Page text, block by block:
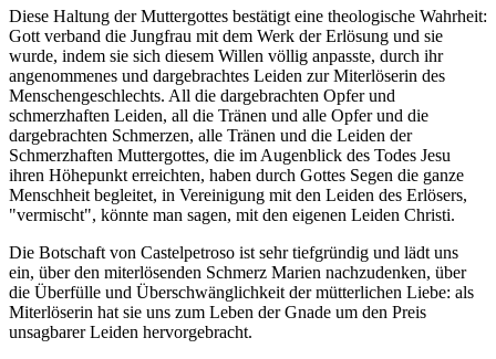
Diese Haltung der Muttergottes bestätigt eine theologische Wahrheit:
Gott verband die Jungfrau mit dem Werk der Erlösung und sie
wurde, indem sie sich diesem Willen völlig anpasste, durch ihr
angenommenes und dargebrachtes Leiden zur Miterlöserin des
Menschengeschlechts. All die dargebrachten Opfer und
schmerzhaften Leiden, all die Tränen und alle Opfer und die
dargebrachten Schmerzen, alle Tränen und die Leiden der
Schmerzhaften Muttergottes, die im Augenblick des Todes Jesu
ihren Höhepunkt erreichten, haben durch Gottes Segen die ganze
Menschheit begleitet, in Vereinigung mit den Leiden des Erlösers,
"vermischt", könnte man sagen, mit den eigenen Leiden Christi.
Die Botschaft von Castelpetroso ist sehr tiefgründig und lädt uns
ein, über den miterlösenden Schmerz Marien nachzudenken, über
die Überfülle und Überschwänglichkeit der mütterlichen Liebe: als
Miterlöserin hat sie uns zum Leben der Gnade um den Preis
unsagbarer Leiden hervorgebracht.